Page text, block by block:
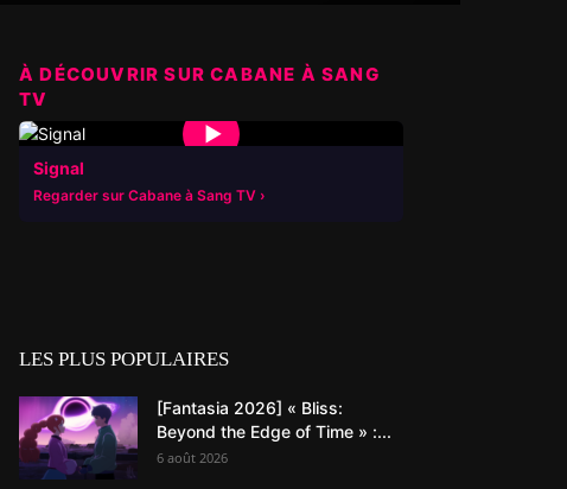
À DÉCOUVRIR SUR CABANE À SANG
TV
▶
Signal
Regarder sur Cabane à Sang TV
LES PLUS POPULAIRES
[Fantasia 2026] « Bliss:
Beyond the Edge of Time » :...
6 août 2026